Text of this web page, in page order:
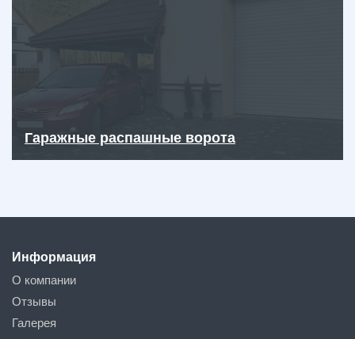
Гаражные распашные ворота
Информация
О компании
Отзывы
Галерея